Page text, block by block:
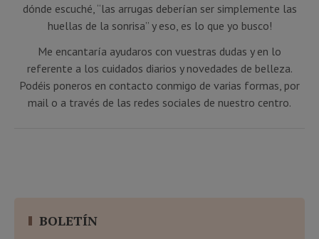
dónde escuché, “las arrugas deberían ser simplemente las
huellas de la sonrisa” y eso, es lo que yo busco!
Me encantaría ayudaros con vuestras dudas y en lo
referente a los cuidados diarios y novedades de belleza.
Podéis poneros en contacto conmigo de varias formas, por
mail o a través de las redes sociales de nuestro centro.
BOLETÍN